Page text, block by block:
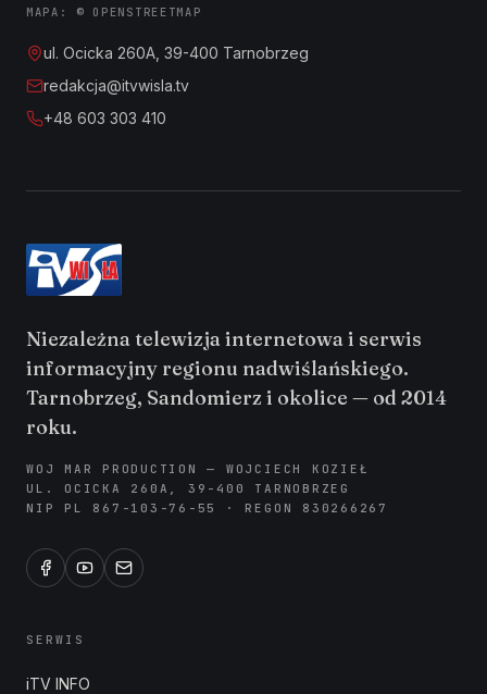
MAPA: © OPENSTREETMAP
ul. Ocicka 260A, 39-400 Tarnobrzeg
redakcja@itvwisla.tv
+48 603 303 410
Niezależna telewizja internetowa i serwis
informacyjny regionu nadwiślańskiego.
Tarnobrzeg, Sandomierz i okolice — od 2014
roku.
WOJ MAR PRODUCTION — WOJCIECH KOZIEŁ
UL. OCICKA 260A, 39-400 TARNOBRZEG
NIP PL 867-103-76-55 · REGON 830266267
SERWIS
iTV INFO